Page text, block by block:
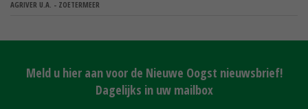
AGRIVER U.A. - ZOETERMEER
Meld u hier aan voor de Nieuwe Oogst nieuwsbrief!
Dagelijks in uw mailbox